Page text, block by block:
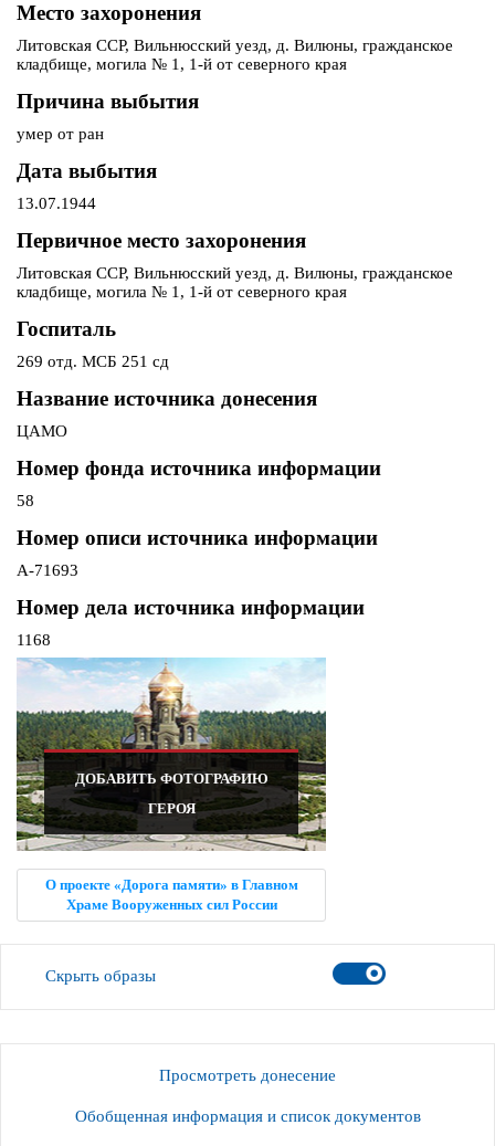
Место захоронения
Литовская ССР, Вильнюсский уезд, д. Вилюны, гражданское
кладбище, могила № 1, 1-й от северного края
Причина выбытия
умер от ран
Дата выбытия
13.07.1944
Первичное место захоронения
Литовская ССР, Вильнюсский уезд, д. Вилюны, гражданское
кладбище, могила № 1, 1-й от северного края
Госпиталь
269 отд. МСБ 251 сд
Название источника донесения
ЦАМО
Номер фонда источника информации
58
Номер описи источника информации
А-71693
Номер дела источника информации
1168
ДОБАВИТЬ ФОТОГРАФИЮ
ГЕРОЯ
О проекте «Дорога памяти» в Главном
Храме Вооруженных сил России
Скрыть образы
Просмотреть донесение
Обобщенная информация и список документов